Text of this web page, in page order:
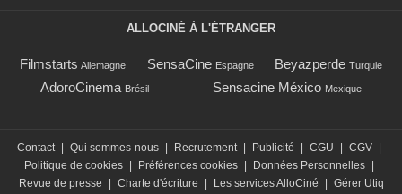
ALLOCINÉ À L'ÉTRANGER
Filmstarts Allemagne SensaCine Espagne Beyazperde Turquie
AdoroCinema Brésil Sensacine México Mexique
Contact | Qui sommes-nous | Recrutement | Publicité | CGU | CGV |
Politique de cookies | Préférences cookies | Données Personnelles |
Revue de presse
| Charte d'écriture | Les services AlloCiné | Gérer Utiq